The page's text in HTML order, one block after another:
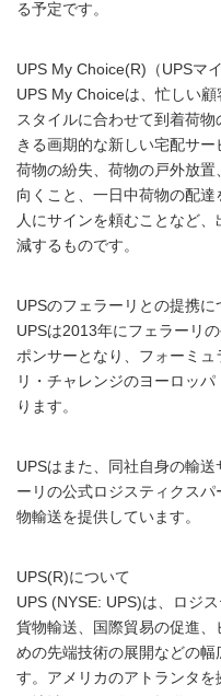
る予定です。
UPS My Choice(R)（UPSマ
UPS My Choiceは、忙しい
スタイルに合わせて到着荷
きる画期的な新しい宅配サー
荷物の紛失、荷物の戸外放
向くこと、一日中荷物の配
人にサインを頼むことなど
減するものです。
UPSのフェラーリとの提携に
UPSは2013年にフェラーリ
ポンサーとなり、フォーミ
リ・チャレンジのヨーロッ
ります。
UPSはまた、同社自身の輸
ーリの公式ロジスティクス
物輸送を提供しています。
UPS(R)について
UPS (NYSE: UPS)は、ロジ
貨物輸送、国際貿易の促進
めの先端技術の展開などの
す。アメリカのアトランタ